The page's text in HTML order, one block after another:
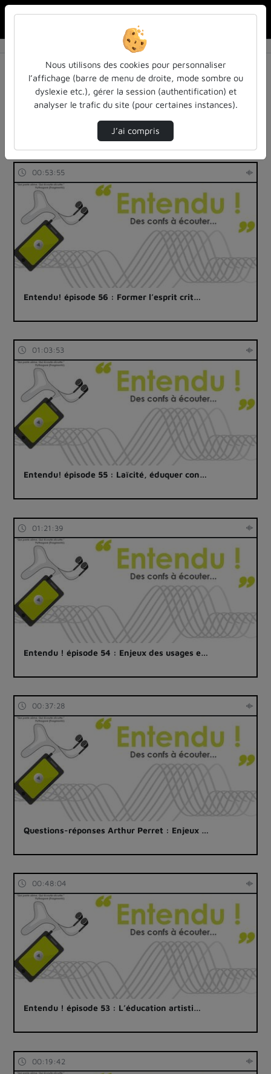
Résultats de la recherche
Filtres actifs (cliquer pour en retirer) :
Français
entendu-des-confs-a-ecouter
68 vidéos trouvées
00:53:55
Entendu! épisode 56 : Former l’esprit crit…
01:03:53
Entendu! épisode 55 : Laïcité, éduquer con…
01:21:39
Entendu ! épisode 54 : Enjeux des usages e…
00:37:28
Questions-réponses Arthur Perret : Enjeux …
00:48:04
Entendu ! épisode 53 : L’éducation artisti…
00:19:42
Nous utilisons des cookies pour personnaliser
l’affichage (barre de menu de droite, mode sombre ou
dyslexie etc.), gérer la session (authentification) et
analyser le trafic du site (pour certaines instances).
J’ai compris